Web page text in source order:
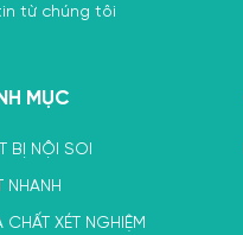
từ chúng tôi
MỤC
BỊ NỘI SOI
NHANH
CHẤT XÉT NGHIỆM